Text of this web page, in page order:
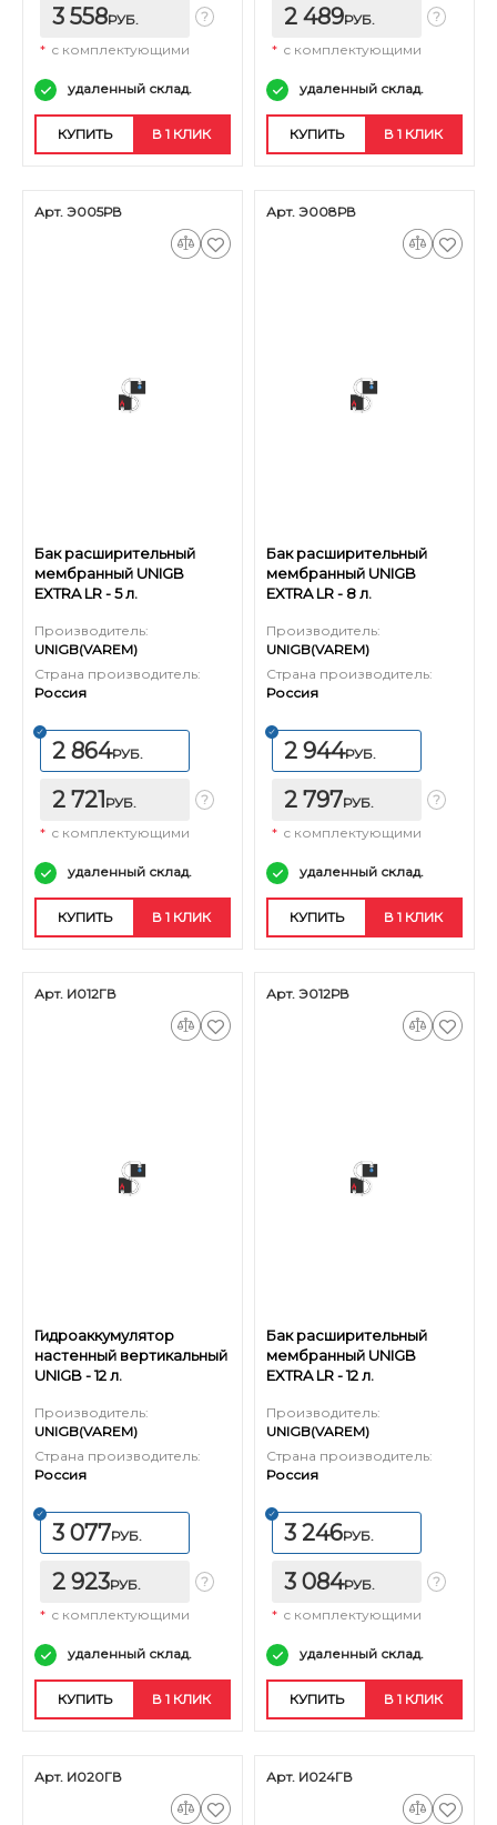
3 558РУБ.
* с комплектующими
удаленный склад.
КУПИТЬ В 1 КЛИК
2 489РУБ.
* с комплектующими
удаленный склад.
КУПИТЬ В 1 КЛИК
Арт. Э005РВ
Бак расширительный
мембранный UNIGB
EXTRA LR - 5 л.
Производитель:
UNIGB(VAREM)
Страна производитель:
Россия
2 864РУБ.
2 721РУБ.
* с комплектующими
удаленный склад.
КУПИТЬ В 1 КЛИК
Арт. Э008РВ
Бак расширительный
мембранный UNIGB
EXTRA LR - 8 л.
Производитель:
UNIGB(VAREM)
Страна производитель:
Россия
2 944РУБ.
2 797РУБ.
* с комплектующими
удаленный склад.
КУПИТЬ В 1 КЛИК
Арт. И012ГВ
Гидроаккумулятор
настенный вертикальный
UNIGB - 12 л.
Производитель:
UNIGB(VAREM)
Страна производитель:
Россия
3 077РУБ.
2 923РУБ.
* с комплектующими
удаленный склад.
КУПИТЬ В 1 КЛИК
Арт. Э012РВ
Бак расширительный
мембранный UNIGB
EXTRA LR - 12 л.
Производитель:
UNIGB(VAREM)
Страна производитель:
Россия
3 246РУБ.
3 084РУБ.
* с комплектующими
удаленный склад.
КУПИТЬ В 1 КЛИК
Арт. И020ГВ Арт. И024ГВ